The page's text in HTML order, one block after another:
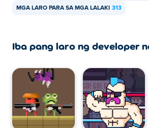
MGA LARO PARA SA MGA LALAKI 313
Iba pang laro ng developer